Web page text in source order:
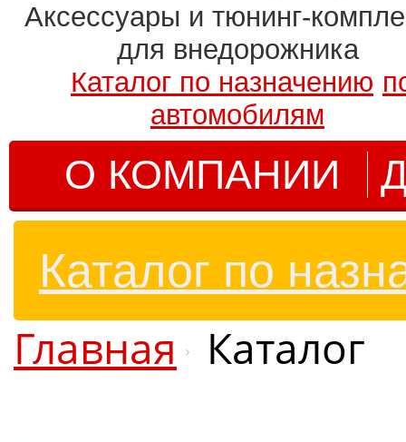
Аксессуары и тюнинг-
для внедорожника
Каталог по назначению
автомобилям
О КОМПАНИИ
Каталог по
Главная Каталог